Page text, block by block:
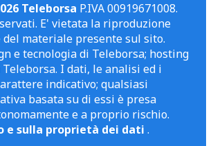
Teleborsa P.IVA 00919671008.
E' vietata la riproduzione
materiale presente sul sito.
e tecnologia di Teleborsa; hosting
I dati, le analisi ed i
indicativo; qualsiasi
basata su di essi è presa
e a proprio rischio.
e sulla proprietà dei dati .